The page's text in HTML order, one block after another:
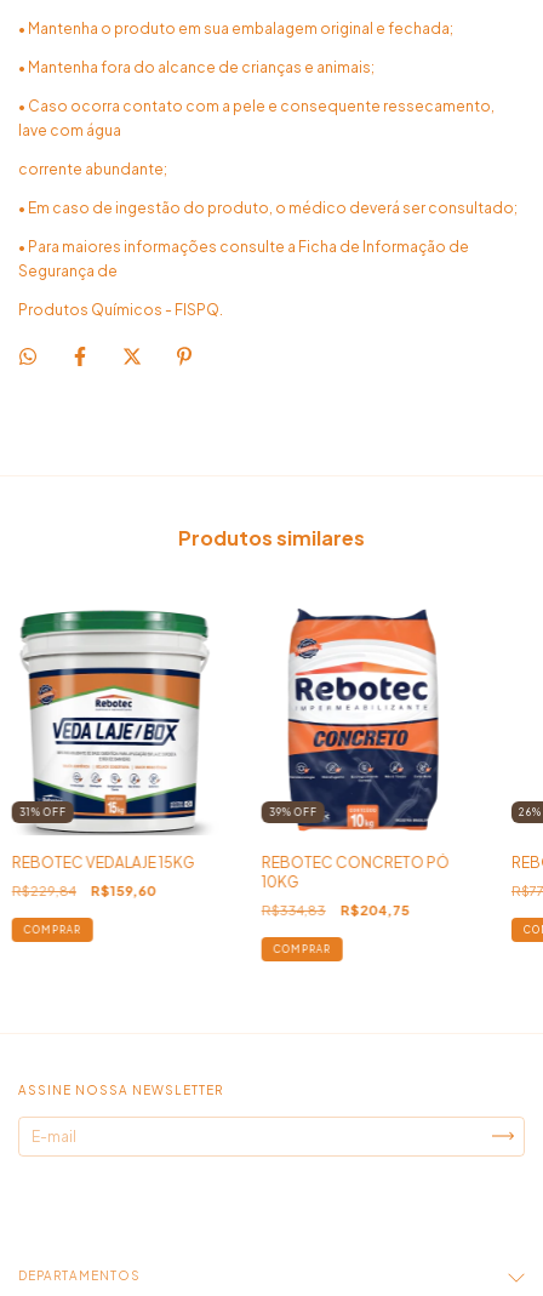
• Mantenha o produto em sua embalagem original e fechada;
• Mantenha fora do alcance de crianças e animais;
• Caso ocorra contato com a pele e consequente ressecamento,
lave com água
corrente abundante;
• Em caso de ingestão do produto, o médico deverá ser consultado;
• Para maiores informações consulte a Ficha de Informação de
Segurança de
Produtos Químicos - FISPQ.
Produtos similares
31%OFF
REBOTEC VEDALAJE 15KG
R$229,84 R$159,60
39%OFF
REBOTEC CONCRETO PÓ
10KG
R$334,83 R$204,75
26%
ASSINE NOSSA NEWSLETTER
DEPARTAMENTOS